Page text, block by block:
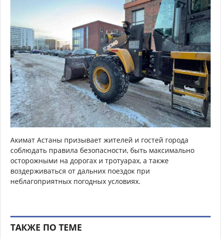
Акимат Астаны призывает жителей и гостей города
соблюдать правила безопасности, быть максимально
осторожными на дорогах и тротуарах, а также
воздерживаться от дальних поездок при
неблагоприятных погодных условиях.
ТАКЖЕ ПО ТЕМЕ